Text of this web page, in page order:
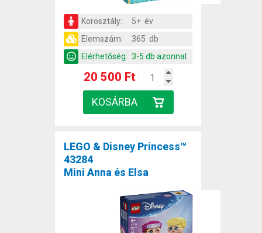
Korosztály:
5+ év
Elemszám:
365 db
Elérhetőség: 3-5 db azonnal
20 500 Ft
LEGO & Disney Princess™
43284
Mini Anna és Elsa